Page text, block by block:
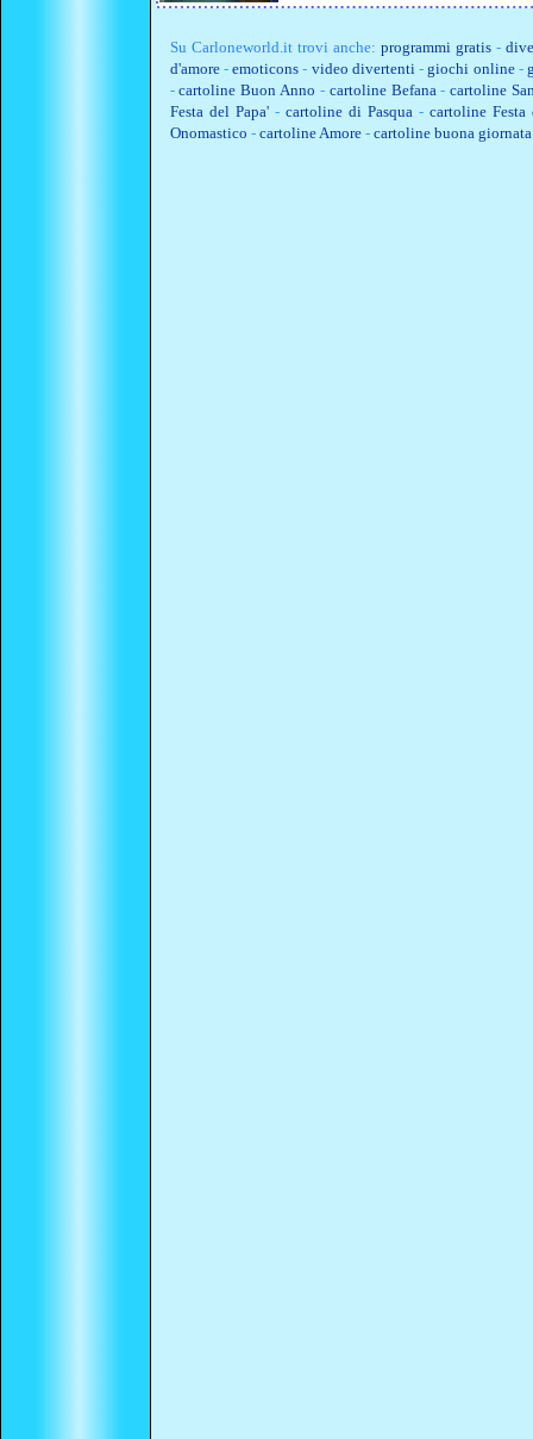
Su Carloneworld.ittrovi anche: programmi gratis-
d'amore-emoticons - video divertenti-giochi online-
-cartoline Buon Anno - cartoline Befana-cartoline
Festa del Papa'- cartoline di Pasqua- cartoline Festa
Onomastico - cartoline Amore- cartoline buona giornata